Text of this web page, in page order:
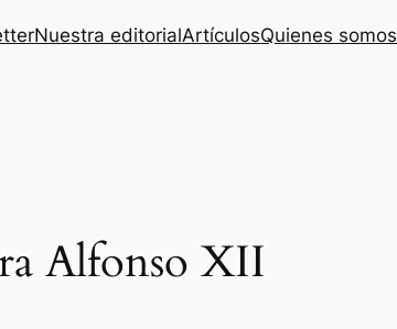
Nuestra editorialArtículosQuienes somos
Alfonso XII